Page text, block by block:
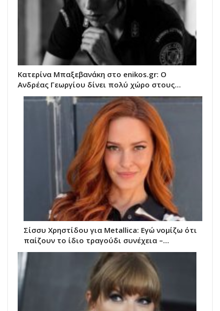
Κατερίνα Μπαξεβανάκη στο enikos.gr: Ο
Ανδρέας Γεωργίου δίνει πολύ χώρο στους…
Σίσσυ Χρηστίδου για Metallica: Εγώ νομίζω ότι
παίζουν το ίδιο τραγούδι συνέχεια –…